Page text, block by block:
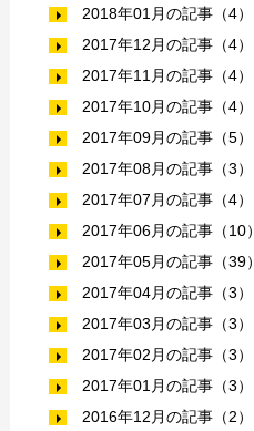
2018年01月の記事（4）
2017年12月の記事（4）
2017年11月の記事（4）
2017年10月の記事（4）
2017年09月の記事（5）
2017年08月の記事（3）
2017年07月の記事（4）
2017年06月の記事（10）
2017年05月の記事（39）
2017年04月の記事（3）
2017年03月の記事（3）
2017年02月の記事（3）
2017年01月の記事（3）
2016年12月の記事（2）